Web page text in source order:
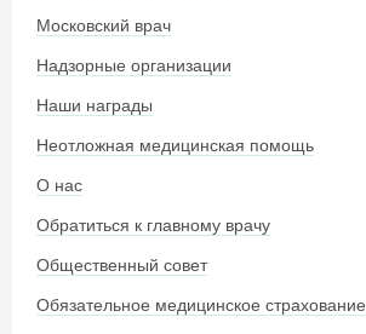
Московский врач
Надзорные организации
Наши награды
Неотложная медицинская помощь
О нас
Обратиться к главному врачу
Общественный совет
Обязательное медицинское страхование